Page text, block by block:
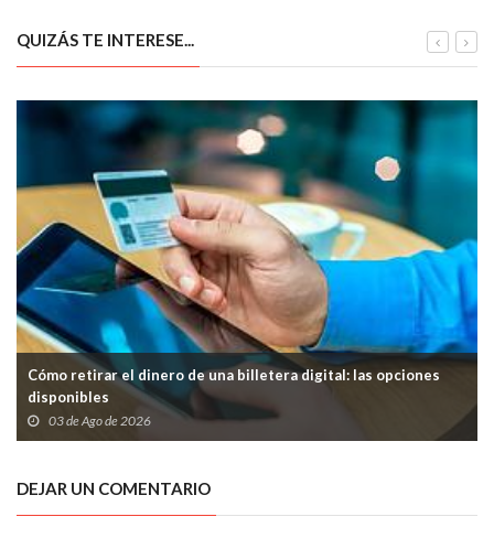
QUIZÁS TE INTERESE...
Cómo retirar el dinero de una billetera digital: las opciones
disponibles
03 de Ago de 2026
DEJAR UN COMENTARIO